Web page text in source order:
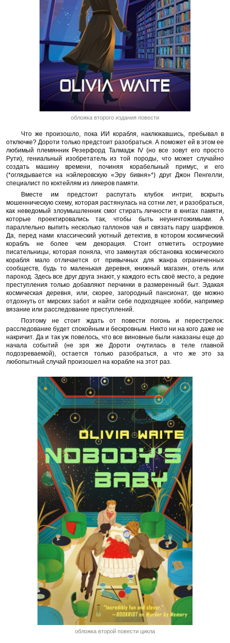
обложка второго издания повести
Что же произошло, пока ИИ корабля, наклюкавшись, пребывал в
отключке? Дороти только предстоит разобраться. А поможет ей в этом ее
любимый племянник Резерфорд Талмадж IV (но все зовут его просто
Рути), гениальный изобретатель из той породы, что может случайно
создать машину времени, починяя корабельный примус, и его
(*оглядывается на нэйлеровскую «Эру бивня»*) друг Джон Пенгелли,
специалист по коктейлям из ликеров памяти.
Вместе им предстоит распутать клубок интриг, вскрыть
мошенническую схему, которая растянулась на сотни лет, и разобраться,
как неведомый злоумышленник смог стирать личности в книгах памяти,
которые проектировались так, чтобы быть неуничтожимыми. А
параллельно выпить несколько галлонов чая и связать пару шарфиков.
Да, перед нами классический уютный детектив, в котором космический
корабль не более чем декорация. Стоит отметить остроумие
писательницы, которая поняла, что замкнутая обстановка космического
корабля мало отличается от привычных для жанра ограниченных
сообществ, будь то маленькая деревня, книжный магазин, отель или
пароход. Здесь все друг друга знают, у каждого есть своё место, а редкие
преступления только добавляют перчинки в размеренный быт. Эдакая
космическая деревня, или, скорее, загородный пансионат, где можно
отдохнуть от мирских забот и найти себе подходящее хобби, например
вязание или расследование преступлений.
Поэтому не стоит ждать от повести погонь и перестрелок:
расследование будет спокойным и бескровным. Никто ни на кого даже не
накричит. Да и так уж повелось, что все виновные были наказаны еще до
начала событий (не зря же Дороти очутилась в теле главной
подозреваемой), остается только разобраться, а что же это за
любопытный случай произошел на корабле на этот раз.
обложка второй повести цикла